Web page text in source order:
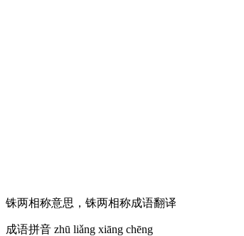
铢两相称意思，铢两相称成语翻译
成语拼音 zhū liǎng xiāng chēng